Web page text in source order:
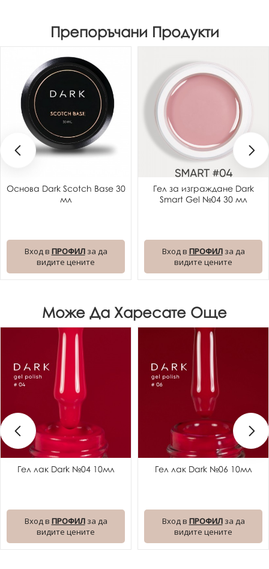
Препоръчани Продукти
Основа Dark Scotch Base 30
мл
Вход в ПРОФИЛза да
видите цените
Гел за изграждане Dark
Smart Gel №04 30 мл
Вход в ПРОФИЛза да
видите цените
Може Да Харесате Още
Гел лак Dark №04 10мл
Вход в ПРОФИЛза да
видите цените
Гел лак Dark №06 10мл
Вход в ПРОФИЛза да
видите цените